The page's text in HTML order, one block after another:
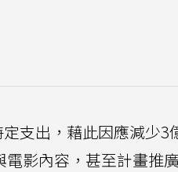
支出，藉此因應減少
影內容，甚至計畫推